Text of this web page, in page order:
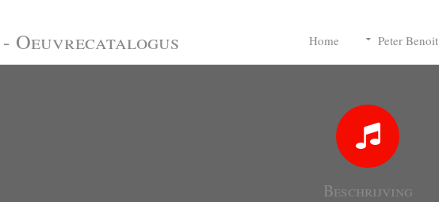
Oeuvrecatalogus Home Peter Benoit
Beschrijving